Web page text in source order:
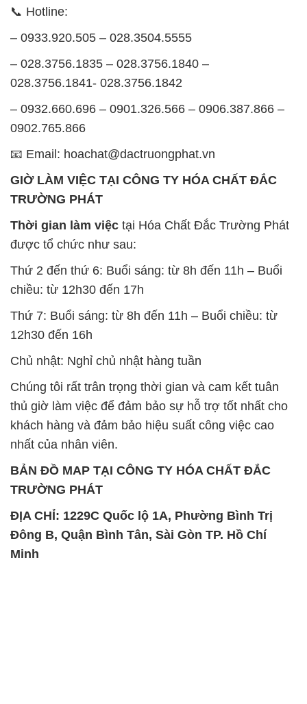
📞 Hotline:
– 0933.920.505 – 028.3504.5555
– 028.3756.1835 – 028.3756.1840 –
028.3756.1841- 028.3756.1842
– 0932.660.696 – 0901.326.566 – 0906.387.866 –
0902.765.866
📧 Email: hoachat@dactruongphat.vn
GIỜ LÀM VIỆC TẠI CÔNG TY HÓA CHẤT ĐẮC
TRƯỜNG PHÁT
Thời gian làm việc tại Hóa Chất Đắc Trường Phát
được tổ chức như sau:
Thứ 2 đến thứ 6: Buổi sáng: từ 8h đến 11h – Buổi
chiều: từ 12h30 đến 17h
Thứ 7: Buổi sáng: từ 8h đến 11h – Buổi chiều: từ
12h30 đến 16h
Chủ nhật: Nghỉ chủ nhật hàng tuần
Chúng tôi rất trân trọng thời gian và cam kết tuân
thủ giờ làm việc để đảm bảo sự hỗ trợ tốt nhất cho
khách hàng và đảm bảo hiệu suất công việc cao
nhất của nhân viên.
BẢN ĐỒ MAP TẠI CÔNG TY HÓA CHẤT ĐẮC
TRƯỜNG PHÁT
ĐỊA CHỈ: 1229C Quốc lộ 1A, Phường Bình Trị
Đông B, Quận Bình Tân, Sài Gòn TP. Hồ Chí
Minh